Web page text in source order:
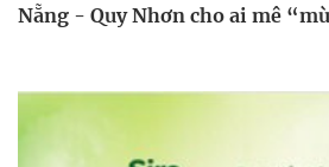
Nẵng - Quy Nhơn cho ai mê